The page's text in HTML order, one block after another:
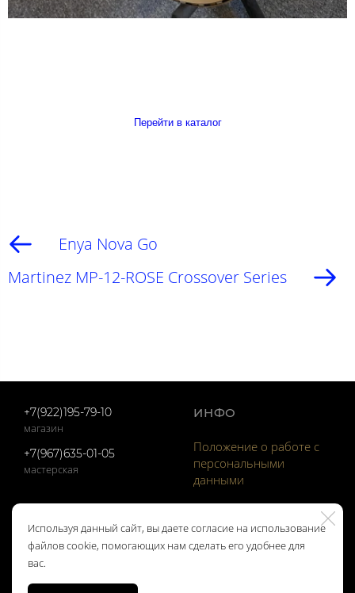
Перейти в каталог
Enya Nova Go
Martinez MP-12-ROSE Crossover Series
+7(922)195-79-10
магазин
+7(967)635-01-05
мастерская
ИНФО
Положение о работе с
персональными
данными
ОТЗЫВЫ
Отзывы Google
Отзывы Яndex
КОНТАКТЫ
Используя данный сайт, вы даете согласие на использование
файлов cookie, помогающих нам сделать его удобнее для
вас.